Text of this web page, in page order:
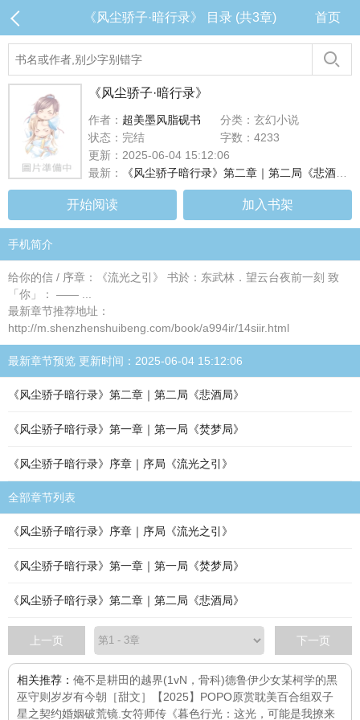
《风尘骄子·暗行录》 目录 (共3章) 首页
《风尘骄子·暗行录》
作者： 超美墨风脂砚书
分类：玄幻小说
状态：完结
字数：4233
更新：2025-06-04 15:12:06
最新：
《风尘骄子暗行录》第二章｜第二局《悲酒局》
开始阅读 加入书架
手机简介
给你的信 / 序章：《流光之引》 书於：东武林．望云台夜前一刻 致
「你」： —— ...
最新章节推荐地址：
http://m.shenzhenshuibeng.com/book/a994ir/14siir.html
最新章节预览 更新时间：2025-06-04 15:12:06
《风尘骄子暗行录》第二章｜第二局《悲酒局》
《风尘骄子暗行录》第一章｜第一局《焚梦局》
《风尘骄子暗行录》序章｜序局《流光之引》
全部章节列表
《风尘骄子暗行录》序章｜序局《流光之引》
《风尘骄子暗行录》第一章｜第一局《焚梦局》
《风尘骄子暗行录》第二章｜第二局《悲酒局》
上一页 下一页
相关推荐： 俺不是耕田的越界(1vN，骨科)德鲁伊少女某柯学的黑
巫守则岁岁有今朝［甜文］ 【2025】POPO原赏耽美百合组双子
星之契约婚姻破荒镜.女符师传 《暮色行光：这光，可能是我撩来